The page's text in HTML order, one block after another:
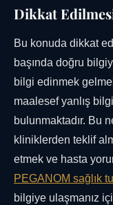
Dikkat
Bu konuda dikkat
başında doğru
bilgi edinmek
maalesef yanlış
bulunmaktadır. Bu
kliniklerden teklif
etmek ve hasta
PEGANOM sağlık
bilgiye ulaşmanız